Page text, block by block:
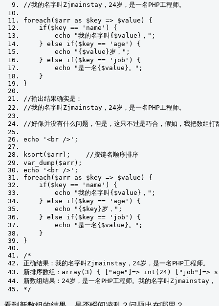
//我的名字叫Zjmainstay，24岁，是一名PHP工程师。
foreach ( $arr as $key => $value )
{
if ( $key == 'name' )
{
        echo
"我的名字叫{$value}，" ;
} else if ( $key == 'age' )
{
        echo
"{$value}岁，" ;
} else if ( $key == 'job' )
{
        echo
"是一名{$value}。" ;
}
}
//输出结果确实是：
//我的名字叫Zjmainstay，24岁，是一名PHP工程师。
//好像并没有什么问题，但是，这只不过是巧合，假如，我把数组打
echo '<br />' ;
ksort ( $arr);
//按键名顺序排序
var_dump ( $arr);
echo
'<br />' ;
foreach ( $arr as $key => $value )
{
if ( $key == 'name' )
{
        echo
"我的名字叫{$value}，" ;
} else if ( $key == 'age' )
{
        echo
"{$key}岁，" ;
} else if ( $key == 'job' )
{
        echo
"是一名{$value}。" ;
}
}
/*
正确结果：我的名字叫Zjmainstay，24岁，是一名PHP工程师。
新排序数组：array(3) { ["age"]=> int(24) ["job"]=>
新数组结果：24岁，是一名PHP工程师。我的名字叫Zjmainstay，
*/